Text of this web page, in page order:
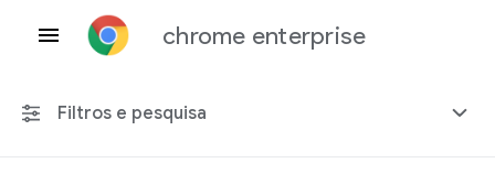
chrome enterprise
Filtros e pesquisa